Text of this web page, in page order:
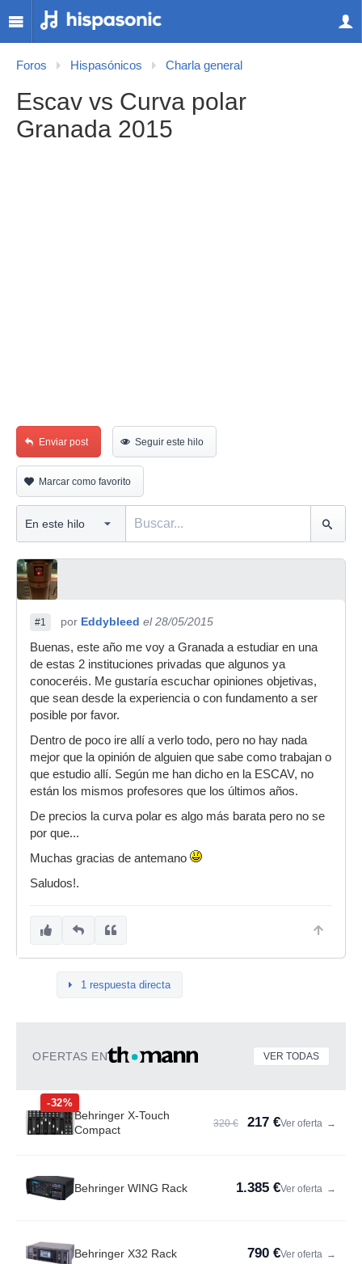
Foros Hispasónicos Charla general
Escav vs Curva polar
Granada 2015
Enviar post Seguir este hilo
Marcar como favorito
#1 por Eddybleed el 28/05/2015
Buenas, este año me voy a Granada a estudiar en una
de estas 2 instituciones privadas que algunos ya
conoceréis. Me gustaría escuchar opiniones objetivas,
que sean desde la experiencia o con fundamento a ser
posible por favor.
Dentro de poco ire allí a verlo todo, pero no hay nada
mejor que la opinión de alguien que sabe como trabajan o
que estudio allí. Según me han dicho en la ESCAV, no
están los mismos profesores que los últimos años.
De precios la curva polar es algo más barata pero no se
por que...
Muchas gracias de antemano
Saludos!.
1 respuesta directa
OFERTAS EN VER TODAS
-32%
Behringer X-Touch
Compact
320 € 217 €Ver oferta →
Behringer WING Rack 1.385 €Ver oferta →
Behringer X32 Rack 790 €Ver oferta →